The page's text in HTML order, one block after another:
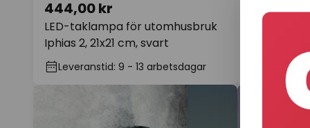
LED-taklampa för utomhusbruk
Iphias 2, 21x21 cm, svart
444,00 kr
Leveranstid: 9 - 13 arbetsdagar
666,00